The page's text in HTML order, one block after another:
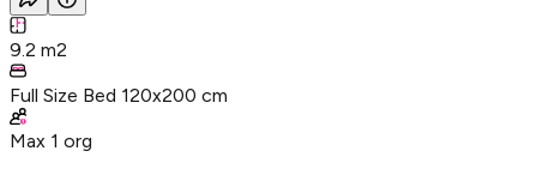
9.2 m2
Full Size Bed 120x200 cm
Max 1 org